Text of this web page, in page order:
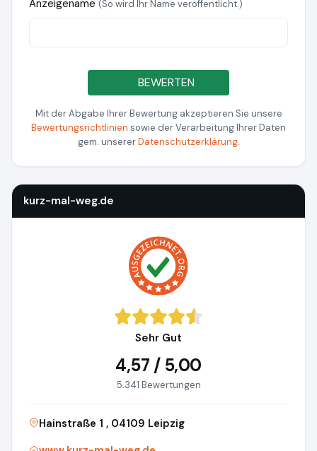
Anzeigename (So wird Ihr Name veröffentlicht.)
BEWERTEN
Mit der Abgabe Ihrer Bewertung akzeptieren Sie unsere
Bewertungsrichtlinien sowie der Verarbeitung Ihrer Daten
gem. unsererDatenschutzerklärung.
kurz-mal-weg.de
Sehr Gut
4,57 / 5,00
5.341 Bewertungen
Hainstraße 1 , 04109 Leipzig